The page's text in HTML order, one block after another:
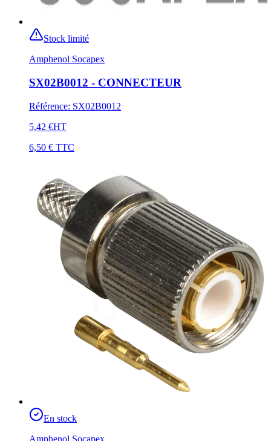
Stock limité
Amphenol Socapex
SX02B0012 - CONNECTEUR
Référence: SX02B0012
5,42 €HT
6,50 € TTC
En stock
Amphenol Socapex